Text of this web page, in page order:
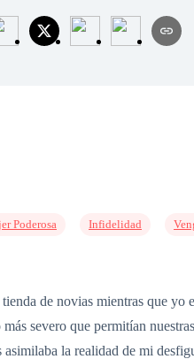
Poderosa Infidelidad
de novias mientras que
severo que permitían
la realidad de mi